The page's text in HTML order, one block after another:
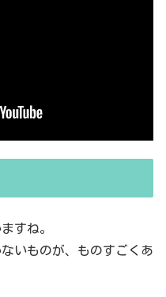
すね。
いものが、ものすごくあ